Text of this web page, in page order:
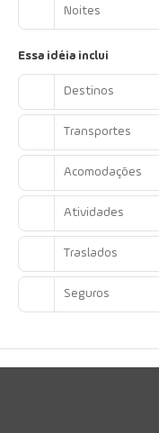
Noites
Essa idéia inclui
Destinos
Transportes
Acomodações
Atividades
Traslados
Seguros